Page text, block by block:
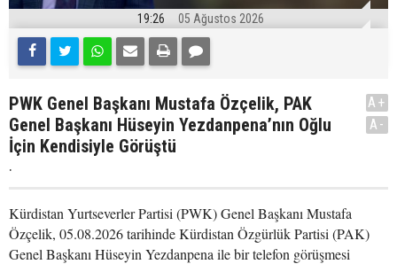
19:26 05 Ağustos 2026
PWK Genel Başkanı Mustafa Özçelik, PAK
Genel Başkanı Hüseyin Yezdanpena’nın Oğlu
İçin Kendisiyle Görüştü
.
A+
A-
Kürdistan Yurtseverler Partisi (PWK) Genel Başkanı Mustafa
Özçelik, 05.08.2026 tarihinde Kürdistan Özgürlük Partisi (PAK)
Genel Başkanı Hüseyin Yezdanpena ile bir telefon görüşmesi